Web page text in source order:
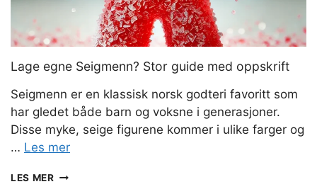
Lage egne Seigmenn? Stor guide med oppskrift
Seigmenn er en klassisk norsk godteri favoritt som
har gledet både barn og voksne i generasjoner.
Disse myke, seige figurene kommer i ulike farger og
… Les mer
LES MERLAGE